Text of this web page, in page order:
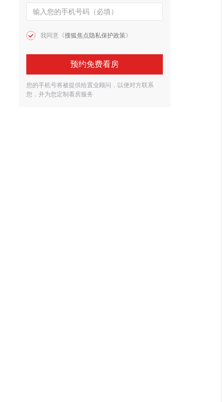
我同意《搜狐焦点隐私保护政策》
预约免费看房
您的手机号将被提供给置业顾问，以便对方联系
您，并为您定制看房服务